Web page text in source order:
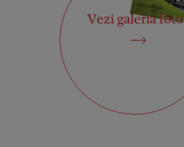
Vezi galeria foto